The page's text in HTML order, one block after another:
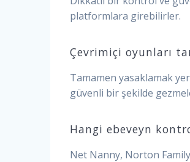
platformlara girebilirler.
Çevrimiçi oyunları
Tamamen yasaklamak
güvenli bir şekilde
Hangi ebeveyn
Net Nanny, Norton